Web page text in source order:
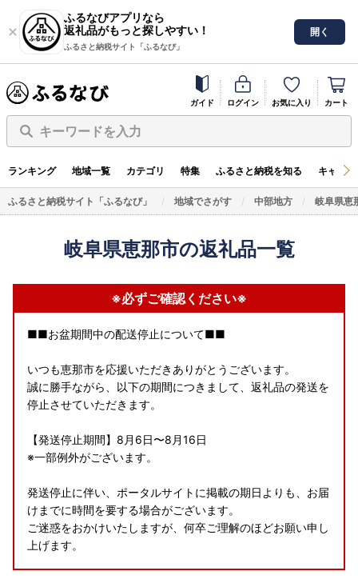
ふるなびアプリなら
返礼品がもっと探しやすい！
ふるさと納税サイト「ふるなび」
開く
ガイド ログイン お気に入り カート
キーワードを入力
ランキング 地域一覧 カテゴリ 特集 ふるさと納税を知る キャン
ふるさと納税サイト「ふるなび」 地域でさがす 中部地方 岐阜県恵
岐阜県恵那市の返礼品一覧
※必ずご確認ください※
■■お盆期間中の配送停止について■■
いつも恵那市を応援いただきありがとうございます。
誠に勝手ながら、以下の期間につきまして、返礼品の発送を
停止させていただきます。
【発送停止期間】8月6日〜8月16日
※一部例外がございます。
発送停止に伴い、ポータルサイトに掲載の期日よりも、お届
けまでに時間を要する場合がございます。
ご迷惑をおかけいたしますが、何卒ご理解のほどお願い申し
上げます。